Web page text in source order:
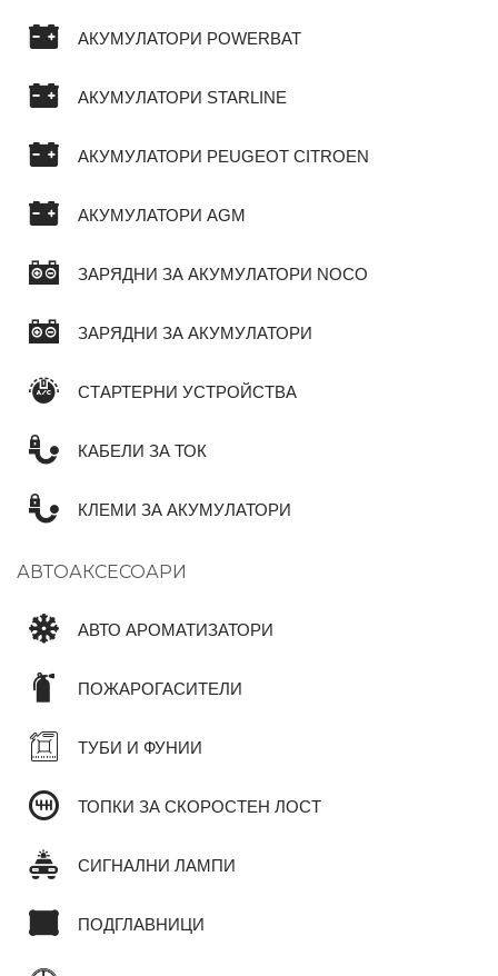
АКУМУЛАТОРИ POWERBAT
АКУМУЛАТОРИ STARLINE
АКУМУЛАТОРИ PEUGEOT CITROEN
АКУМУЛАТОРИ AGM
ЗАРЯДНИ ЗА АКУМУЛАТОРИ NOCO
ЗАРЯДНИ ЗА АКУМУЛАТОРИ
СТАРТЕРНИ УСТРОЙСТВА
КАБЕЛИ ЗА ТОК
КЛЕМИ ЗА АКУМУЛАТОРИ
АВТОАКСЕСОАРИ
АВТО АРОМАТИЗАТОРИ
ПОЖАРОГАСИТЕЛИ
ТУБИ И ФУНИИ
ТОПКИ ЗА СКОРОСТЕН ЛОСТ
СИГНАЛНИ ЛАМПИ
ПОДГЛАВНИЦИ